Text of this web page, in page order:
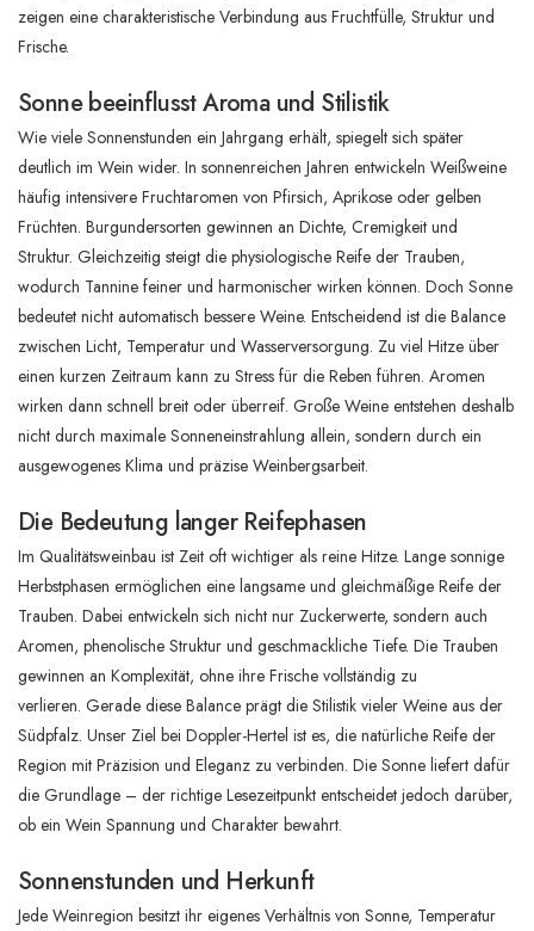
zeigen eine charakteristische Verbindung aus Fruchtfülle, Struktur und
Frische.
Sonne beeinflusst Aroma und Stilistik
Wie viele Sonnenstunden ein Jahrgang erhält, spiegelt sich später
deutlich im Wein wider. In sonnenreichen Jahren entwickeln Weißweine
häufig intensivere Fruchtaromen von Pfirsich, Aprikose oder gelben
Früchten. Burgundersorten gewinnen an Dichte, Cremigkeit und
Struktur. Gleichzeitig steigt die physiologische Reife der Trauben,
wodurch Tannine feiner und harmonischer wirken können. Doch Sonne
bedeutet nicht automatisch bessere Weine. Entscheidend ist die Balance
zwischen Licht, Temperatur und Wasserversorgung. Zu viel Hitze über
einen kurzen Zeitraum kann zu Stress für die Reben führen. Aromen
wirken dann schnell breit oder überreif. Große Weine entstehen deshalb
nicht durch maximale Sonneneinstrahlung allein, sondern durch ein
ausgewogenes Klima und präzise Weinbergsarbeit.
Die Bedeutung langer Reifephasen
Im Qualitätsweinbau ist Zeit oft wichtiger als reine Hitze. Lange sonnige
Herbstphasen ermöglichen eine langsame und gleichmäßige Reife der
Trauben. Dabei entwickeln sich nicht nur Zuckerwerte, sondern auch
Aromen, phenolische Struktur und geschmackliche Tiefe. Die Trauben
gewinnen an Komplexität, ohne ihre Frische vollständig zu
verlieren. Gerade diese Balance prägt die Stilistik vieler Weine aus der
Südpfalz. Unser Ziel bei Doppler-Hertel ist es, die natürliche Reife der
Region mit Präzision und Eleganz zu verbinden. Die Sonne liefert dafür
die Grundlage – der richtige Lesezeitpunkt entscheidet jedoch darüber,
ob ein Wein Spannung und Charakter bewahrt.
Sonnenstunden und Herkunft
Jede Weinregion besitzt ihr eigenes Verhältnis von Sonne, Temperatur